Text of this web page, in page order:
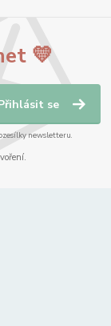
💛
se
newsletteru.